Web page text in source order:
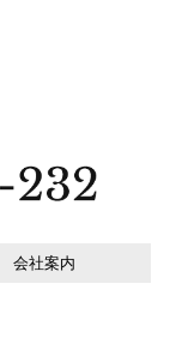
会社案内